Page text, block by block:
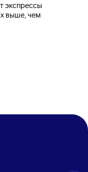
экспрессы
выше, чем